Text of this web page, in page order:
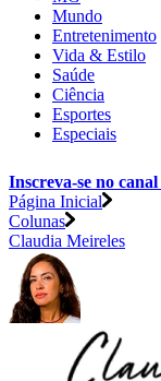
Mundo
Entretenimento
Vida & Estilo
Saúde
Ciência
Esportes
Especiais
Inscreva-se no canal
Página Inicial
Colunas
Claudia Meireles